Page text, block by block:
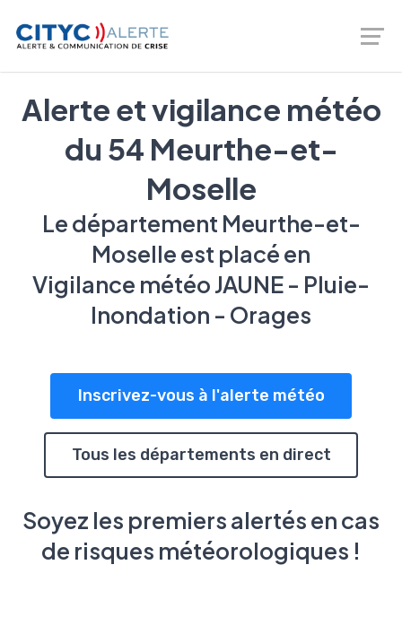
Téléalerte - Entreprises et Collectivités |
02 46 66 00 20
Alerte et vigilance météo
du 54 Meurthe-et-
Moselle
Le département Meurthe-et-
Moselle est placé en
Vigilance météo JAUNE - Pluie-
Inondation - Orages
Inscrivez-vous à l'alerte météo
Tous les départements en direct
Soyez les premiers alertés en cas
de risques météorologiques !